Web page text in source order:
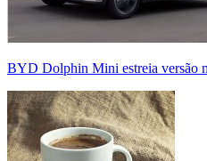
BYD Dolphin Mini estreia versão